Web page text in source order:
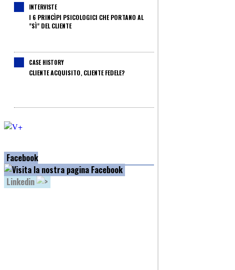
INTERVISTE
I 6 PRINCÌPI PSICOLOGICI CHE PORTANO AL
"SÌ" DEL CLIENTE
CASE HISTORY
CLIENTE ACQUISITO, CLIENTE FEDELE?
Facebook
Linkedin